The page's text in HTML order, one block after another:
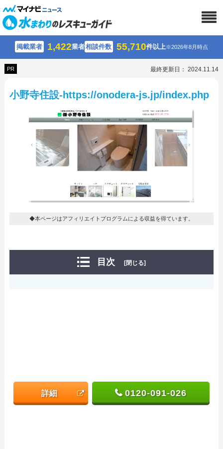
掲載業者 1,422業者相談件数 55,710件以上※2026年8月時点
PR 最終更新日： 2024.11.14
小野寺住設-https://onodera-js.jp/index.php
◆本ページはアフィリエイトプログラムによる収益を得ています。
目次 [閉じる]
詳細 0120-091-026